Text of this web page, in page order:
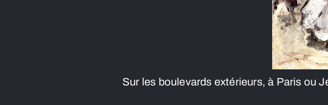
Sur les boulevards extérieurs, à Paris ou